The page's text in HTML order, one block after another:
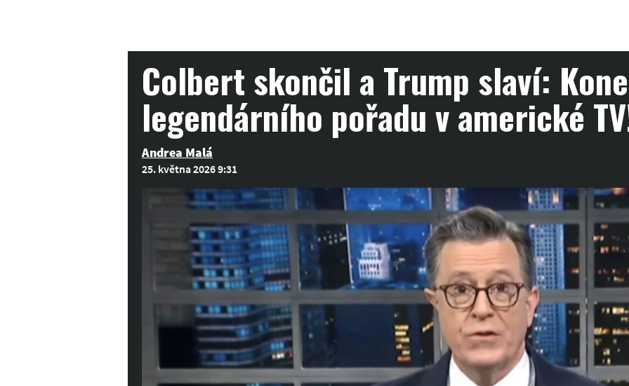
Colbert skončil a Trump slaví:
legendárního pořadu v americké
Andrea Malá
25. května 2026 9:31